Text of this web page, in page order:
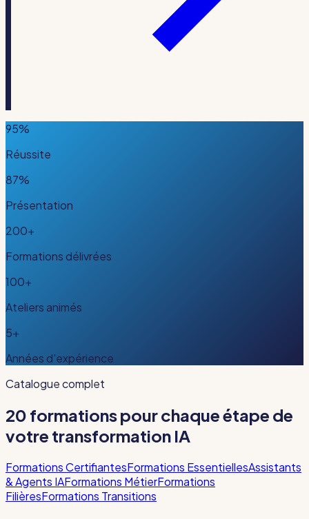
95%
Réussite
87%
Présentation
200+
Formations délivrées
100+
Ateliers animés
5+
Années d'expérience
Catalogue complet
20 formations pour chaque étape de
votre transformation IA
Formations CertifiantesFormations EssentiellesAssistants
& Agents IAFormations MétierFormations
FilièresFormations Transitions